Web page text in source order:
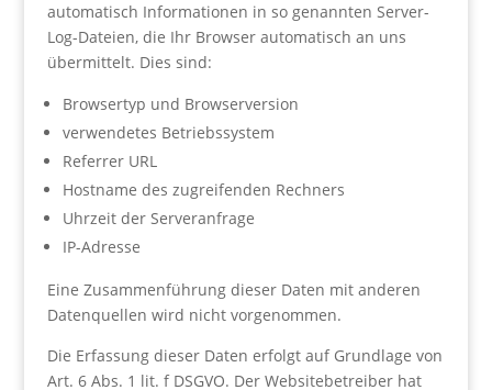
automatisch Informationen in so genannten Server-
Log-Dateien, die Ihr Browser automatisch an uns
übermittelt. Dies sind:
Browsertyp und Browserversion
verwendetes Betriebssystem
Referrer URL
Hostname des zugreifenden Rechners
Uhrzeit der Serveranfrage
IP-Adresse
Eine Zusammenführung dieser Daten mit anderen
Datenquellen wird nicht vorgenommen.
Die Erfassung dieser Daten erfolgt auf Grundlage von
Art. 6 Abs. 1 lit. f DSGVO. Der Websitebetreiber hat